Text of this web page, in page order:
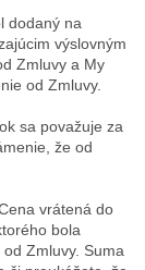
dodaný na
výslovným
Zmluvy a My
od Zmluvy.
sa považuje za
že od
vrátená do
bola
Zmluvy. Suma